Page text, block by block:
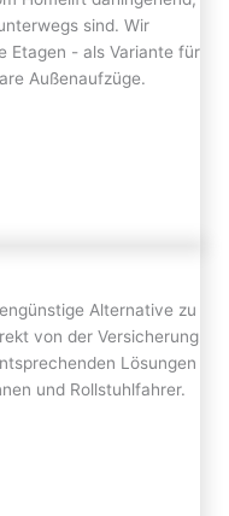
sind. Wir
Etagen - als Variante für
Außenaufzüge.
Alternative zu
von der Versicherung
Lösungen
und Rollstuhlfahrer.